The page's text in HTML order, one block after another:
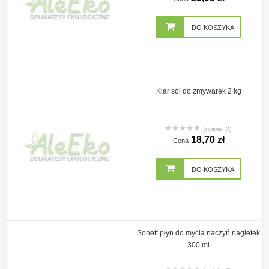
DO KOSZYKA
Klar sól do zmywarek 2 kg
(opinie: 0)
Cena 18,70 zł
DO KOSZYKA
Sonett płyn do mycia naczyń nagietek
300 ml